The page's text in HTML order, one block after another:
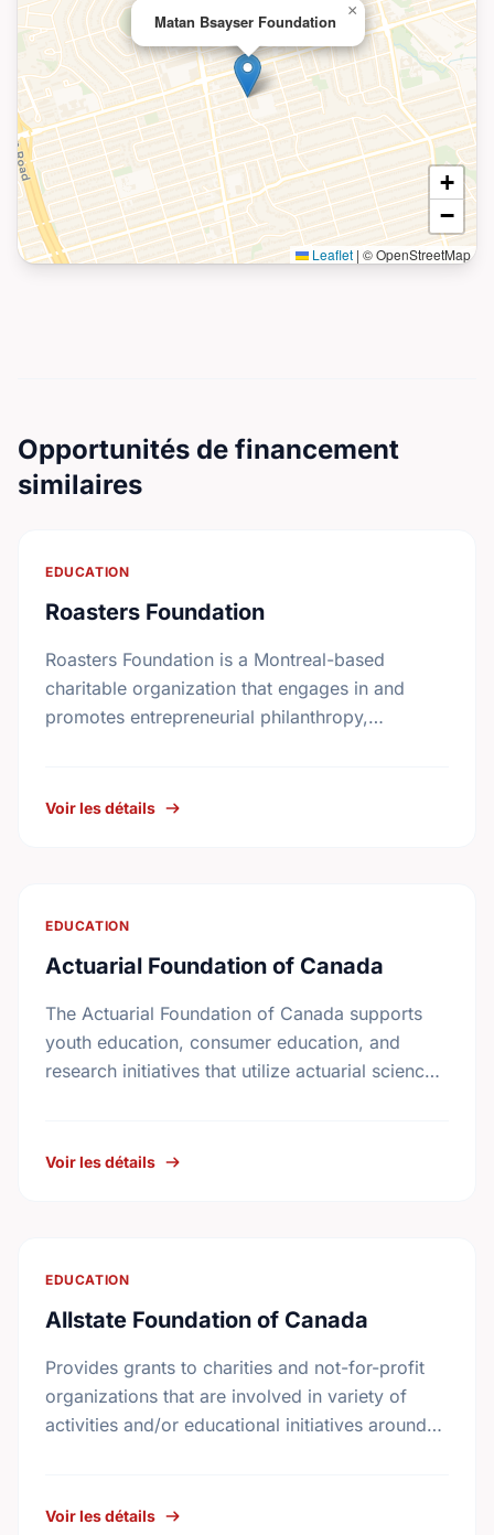
Matan Bsayser Foundation
×
+
−
Leaflet | © OpenStreetMap
Opportunités de financement
similaires
EDUCATION
Roasters Foundation
Roasters Foundation is a Montreal-based
charitable organization that engages in and
promotes entrepreneurial philanthropy,
Voir les détails
EDUCATION
Actuarial Foundation of Canada
The Actuarial Foundation of Canada supports
youth education, consumer education, and
research initiatives that utilize actuarial science
Voir les détails
EDUCATION
Allstate Foundation of Canada
Provides grants to charities and not-for-profit
organizations that are involved in variety of
activities and/or educational initiatives around
Voir les détails